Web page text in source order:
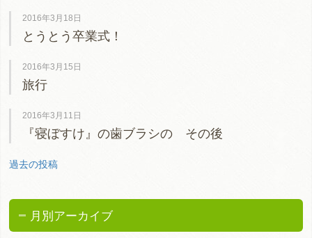
2016年3月18日
とうとう卒業式！
2016年3月15日
旅行
2016年3月11日
『寝ぼすけ』の歯ブラシの その後
過去の投稿
月別アーカイブ